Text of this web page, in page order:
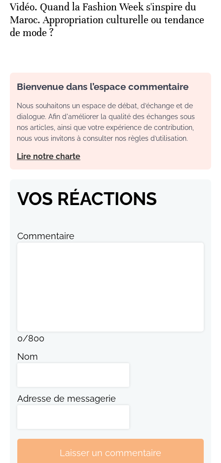
Vidéo. Quand la Fashion Week s'inspire du
Maroc. Appropriation culturelle ou tendance
de mode ?
Bienvenue dans l’espace commentaire
Nous souhaitons un espace de débat, d’échange et de
dialogue. Afin d'améliorer la qualité des échanges sous
nos articles, ainsi que votre expérience de contribution,
nous vous invitons à consulter nos règles d’utilisation.
Lire notre charte
VOS RÉACTIONS
Commentaire
0/800
Nom
Adresse de messagerie
Laisser un commentaire